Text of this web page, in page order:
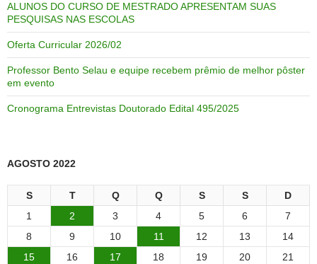
ALUNOS DO CURSO DE MESTRADO APRESENTAM SUAS
PESQUISAS NAS ESCOLAS
Oferta Curricular 2026/02
Professor Bento Selau e equipe recebem prêmio de melhor pôster
em evento
Cronograma Entrevistas Doutorado Edital 495/2025
AGOSTO 2022
S T Q Q S S
D
1
2 3 4 5 6
7
8
9 10 11 12 13
14
15
16 17 18 19 20
21